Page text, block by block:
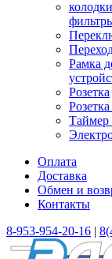
Рамка
Розетка
Таймер
Оплата
Доставка
Обмен и
Контакты
8-953-954-20-16 |